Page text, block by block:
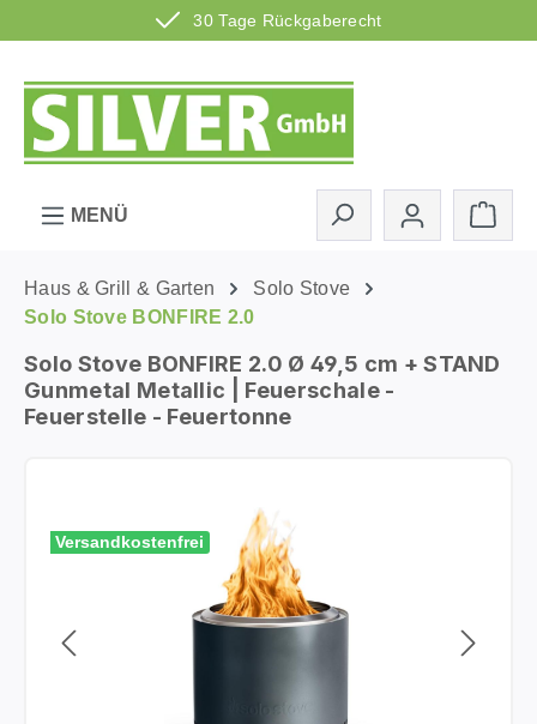
30 Tage Rückgaberecht
Zum Hauptinhalt springen
MENÜ
Haus & Grill & Garten
Solo Stove
Solo Stove BONFIRE 2.0
Solo Stove BONFIRE 2.0 Ø 49,5 cm + STAND
Gunmetal Metallic | Feuerschale -
Feuerstelle - Feuertonne
Bildergalerie überspringen
Versandkostenfrei